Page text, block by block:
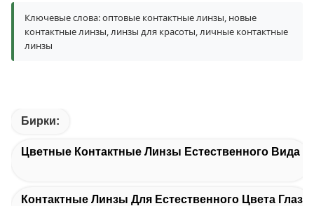
Ключевые слова: оптовые контактные линзы, новые
контактные линзы, линзы для красоты, личные контактные
линзы
Бирки:
Цветные Контактные Линзы Естественного Вида
Контактные Линзы Для Естественного Цвета Глаз